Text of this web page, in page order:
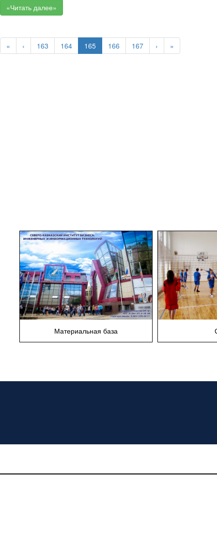
«Читать далее»
« ‹ 163 164 165 166 167 › »
Материальная база